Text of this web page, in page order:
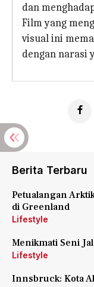
dan
Film yang
visual ini
dengan narasi
Berita Terbaru
Petualangan
di Greenland
Lifestyle
Menikmati Seni
Lifestyle
Innsbruck: Kota